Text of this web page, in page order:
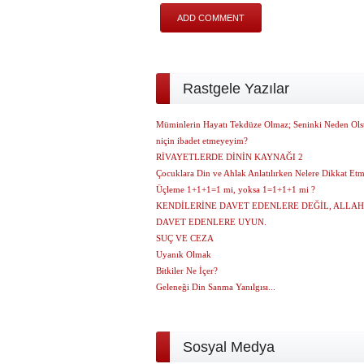
Rastgele Yazılar
Müminlerin Hayatı Tekdüze Olmaz; Seninki Neden
niçin ibadet etmeyeyim?
RİVAYETLERDE DİNİN KAYNAĞI 2
Çocuklara Din ve Ahlak Anlatılırken Nelere Dikkat
Üçleme 1+1+1=1 mi, yoksa 1=1+1+1 mi ?
KENDİLERİNE DAVET EDENLERE DEĞİL,
DAVET EDENLERE UYUN.
SUÇ VE CEZA
Uyanık Olmak
Bitkiler Ne İçer?
Geleneği Din Sanma Yanılgısı...
Sosyal Medya